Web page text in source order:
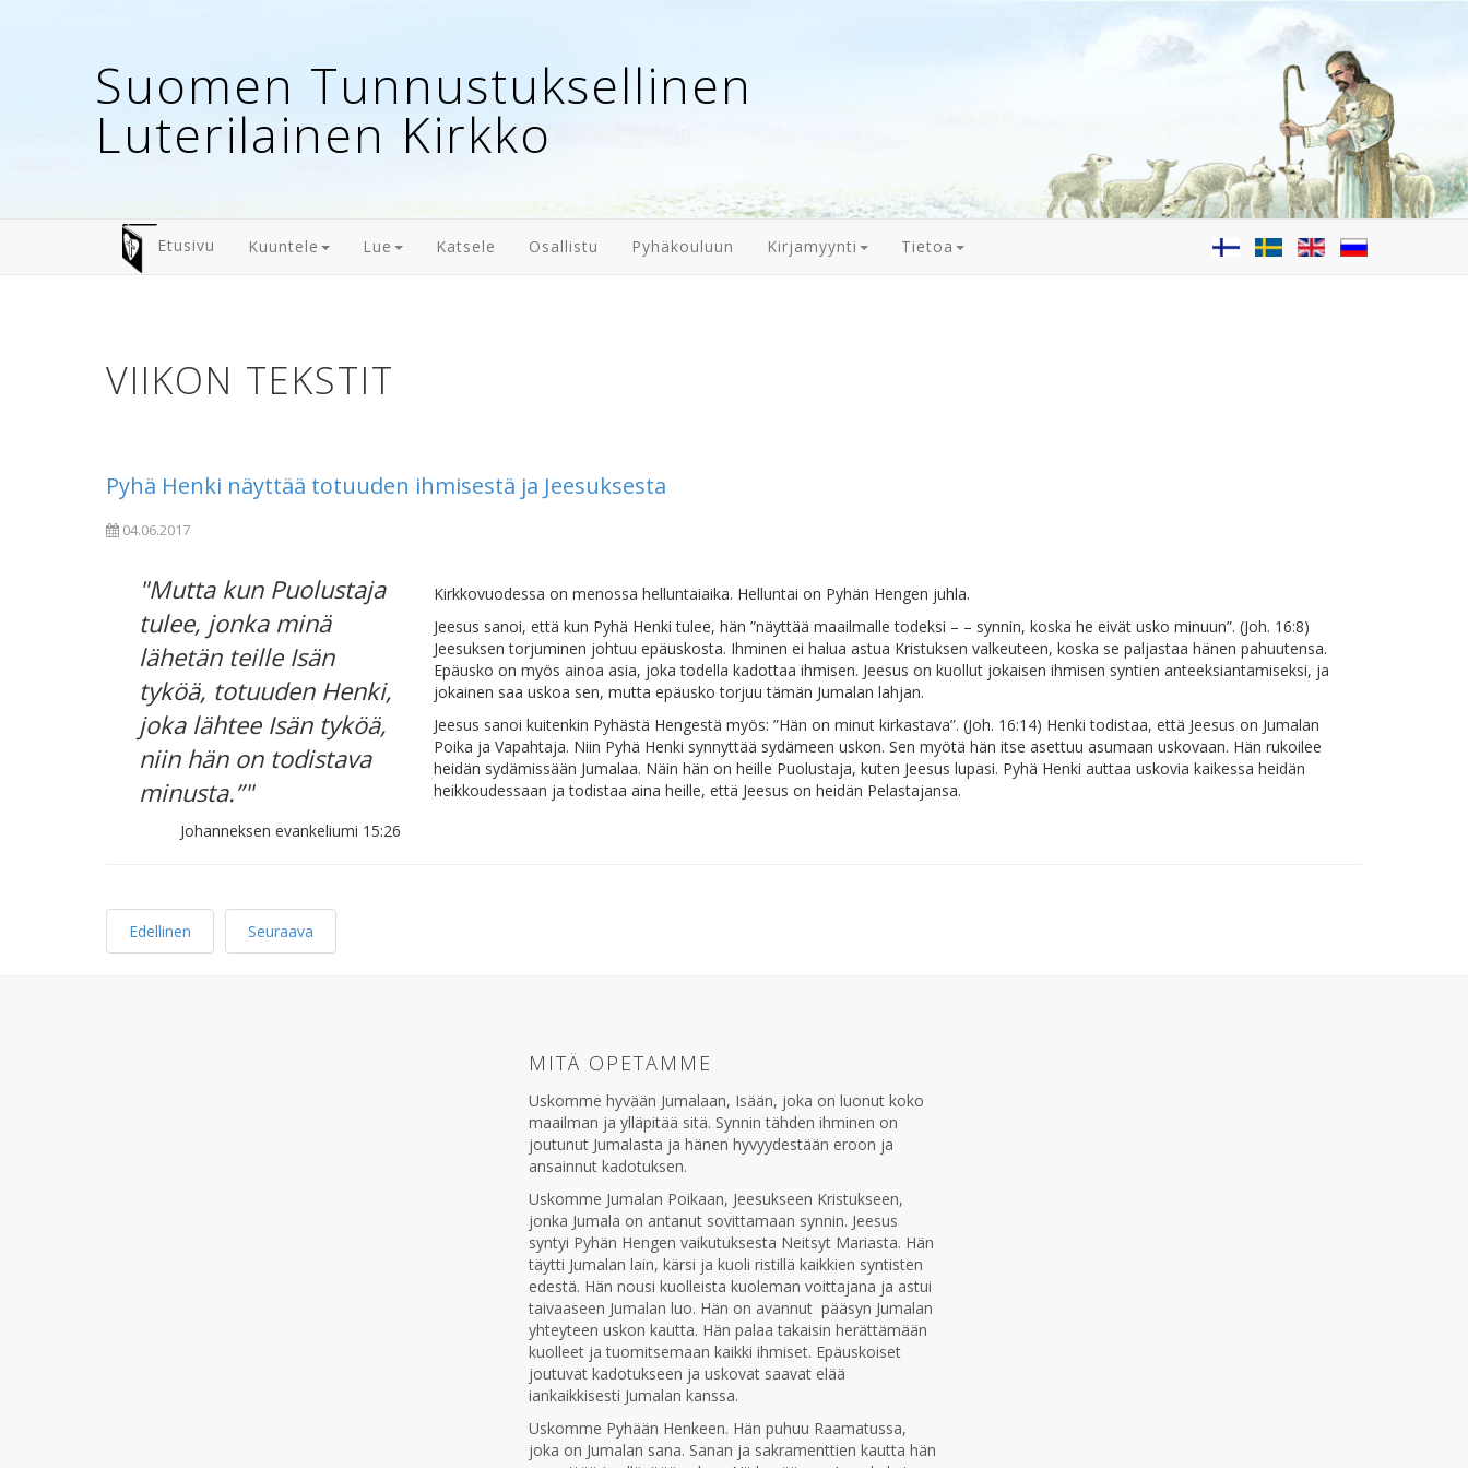
Suomen Tunnustuksellinen
Luterilainen Kirkko
Etusivu Kuuntele Lue Katsele Osallistu Pyhäkouluun Kirjamyynti Tietoa
VIIKON TEKSTIT
Pyhä Henki näyttää totuuden ihmisestä ja Jeesuksesta
04.06.2017
"Mutta kun Puolustaja
tulee, jonka minä
lähetän teille Isän
tyköä, totuuden Henki,
joka lähtee Isän tyköä,
niin hän on todistava
minusta.”"
Johanneksen evankeliumi 15:26
Kirkkovuodessa on menossa helluntaiaika. Helluntai on Pyhän Hengen juhla.
Jeesus sanoi, että kun Pyhä Henki tulee, hän ”näyttää maailmalle todeksi – – synnin, koska he eivät usko minuun”. (Joh. 16:8)
Jeesuksen torjuminen johtuu epäuskosta. Ihminen ei halua astua Kristuksen valkeuteen, koska se paljastaa hänen pahuutensa.
Epäusko on myös ainoa asia, joka todella kadottaa ihmisen. Jeesus on kuollut jokaisen ihmisen syntien anteeksiantamiseksi, ja
jokainen saa uskoa sen, mutta epäusko torjuu tämän Jumalan lahjan.
Jeesus sanoi kuitenkin Pyhästä Hengestä myös: ”Hän on minut kirkastava”. (Joh. 16:14) Henki todistaa, että Jeesus on Jumalan
Poika ja Vapahtaja. Niin Pyhä Henki synnyttää sydämeen uskon. Sen myötä hän itse asettuu asumaan uskovaan. Hän rukoilee
heidän sydämissään Jumalaa. Näin hän on heille Puolustaja, kuten Jeesus lupasi. Pyhä Henki auttaa uskovia kaikessa heidän
heikkoudessaan ja todistaa aina heille, että Jeesus on heidän Pelastajansa.
Edellinen Seuraava
MITÄ OPETAMME
Uskomme hyvään Jumalaan, Isään, joka on luonut koko
maailman ja ylläpitää sitä. Synnin tähden ihminen on
joutunut Jumalasta ja hänen hyvyydestään eroon ja
ansainnut kadotuksen.
Uskomme Jumalan Poikaan, Jeesukseen Kristukseen,
jonka Jumala on antanut sovittamaan synnin. Jeesus
syntyi Pyhän Hengen vaikutuksesta Neitsyt Mariasta. Hän
täytti Jumalan lain, kärsi ja kuoli ristillä kaikkien syntisten
edestä. Hän nousi kuolleista kuoleman voittajana ja astui
taivaaseen Jumalan luo. Hän on avannut pääsyn Jumalan
yhteyteen uskon kautta. Hän palaa takaisin herättämään
kuolleet ja tuomitsemaan kaikki ihmiset. Epäuskoiset
joutuvat kadotukseen ja uskovat saavat elää
iankaikkisesti Jumalan kanssa.
Uskomme Pyhään Henkeen. Hän puhuu Raamatussa,
joka on Jumalan sana. Sanan ja sakramenttien kautta hän